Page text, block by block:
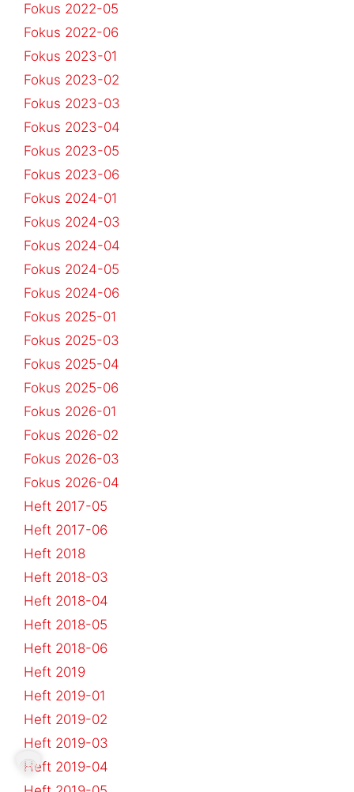
Fokus 2022-05
Fokus 2022-06
Fokus 2023-01
Fokus 2023-02
Fokus 2023-03
Fokus 2023-04
Fokus 2023-05
Fokus 2023-06
Fokus 2024-01
Fokus 2024-03
Fokus 2024-04
Fokus 2024-05
Fokus 2024-06
Fokus 2025-01
Fokus 2025-03
Fokus 2025-04
Fokus 2025-06
Fokus 2026-01
Fokus 2026-02
Fokus 2026-03
Fokus 2026-04
Heft 2017-05
Heft 2017-06
Heft 2018
Heft 2018-03
Heft 2018-04
Heft 2018-05
Heft 2018-06
Heft 2019
Heft 2019-01
Heft 2019-02
Heft 2019-03
Heft 2019-04